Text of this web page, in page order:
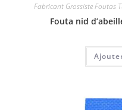
Fabricant Grossiste Foutas
Fouta nid